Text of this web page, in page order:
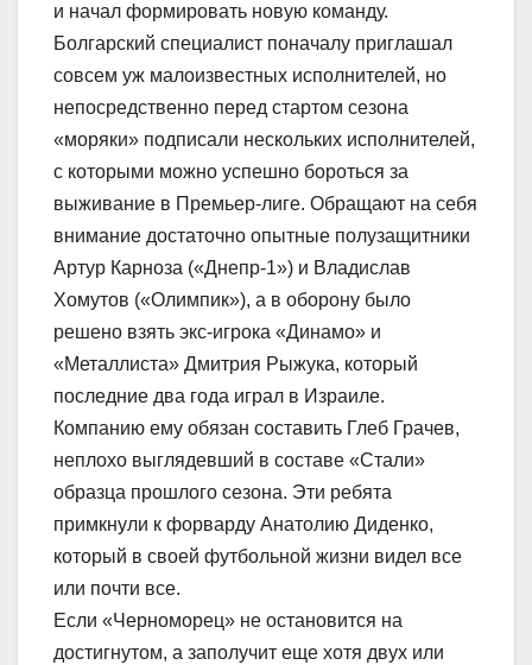
и начал формировать новую команду.
Болгарский специалист поначалу приглашал
совсем уж малоизвестных исполнителей, но
непосредственно перед стартом сезона
«моряки» подписали нескольких исполнителей,
с которыми можно успешно бороться за
выживание в Премьер-лиге. Обращают на себя
внимание достаточно опытные полузащитники
Артур Карноза («Днепр-1») и Владислав
Хомутов («Олимпик»), а в оборону было
решено взять экс-игрока «Динамо» и
«Металлиста» Дмитрия Рыжука, который
последние два года играл в Израиле.
Компанию ему обязан составить Глеб Грачев,
неплохо выглядевший в составе «Стали»
образца прошлого сезона. Эти ребята
примкнули к форварду Анатолию Диденко,
который в своей футбольной жизни видел все
или почти все.
Если «Черноморец» не остановится на
достигнутом, а заполучит еще хотя двух или